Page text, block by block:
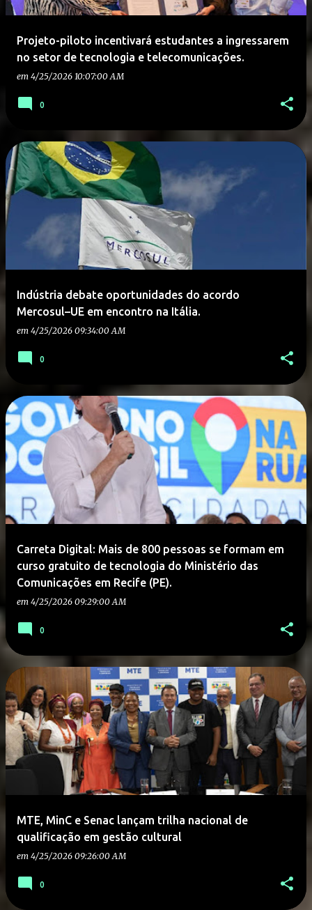
Projeto-piloto incentivará estudantes a ingressarem
no setor de tecnologia e telecomunicações.
em 4/25/2026 10:07:00 AM
0
Indústria debate oportunidades do acordo
Mercosul–UE em encontro na Itália.
em 4/25/2026 09:34:00 AM
0
Carreta Digital: Mais de 800 pessoas se formam em
curso gratuito de tecnologia do Ministério das
Comunicações em Recife (PE).
em 4/25/2026 09:29:00 AM
0
MTE, MinC e Senac lançam trilha nacional de
qualificação em gestão cultural
em 4/25/2026 09:26:00 AM
0